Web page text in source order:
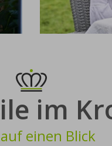
im
einen Blick